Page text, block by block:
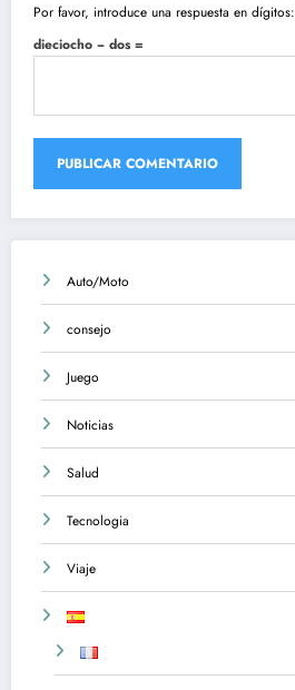
Por favor, introduce una respuesta en dígitos:
dieciocho − dos =
Auto/Moto
consejo
Juego
Noticias
Salud
Tecnologia
Viaje